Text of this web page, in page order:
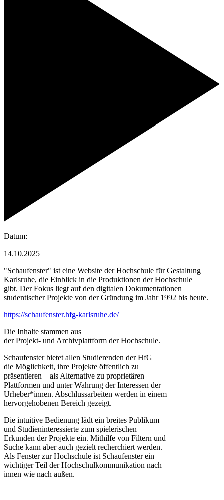
Datum:
14.10.2025
"Schaufenster" ist eine Website der Hochschule für Gestaltung
Karlsruhe, die Einblick in die Produktionen der Hochschule
gibt. Der Fokus liegt auf den digitalen Dokumentationen
studentischer Projekte von der Gründung im Jahr 1992 bis heute.
https://schaufenster.hfg-karlsruhe.de/
Die Inhalte stammen aus
der Projekt- und Archivplattform der Hochschule.
Schaufenster bietet allen Studierenden der HfG
die Möglichkeit, ihre Projekte öffentlich zu
präsentieren – als Alternative zu proprietären
Plattformen und unter Wahrung der Interessen der
Urheber*innen. Abschlussarbeiten werden in einem
hervorgehobenen Bereich gezeigt.
Die intuitive Bedienung lädt ein breites Publikum
und Studieninteressierte zum spielerischen
Erkunden der Projekte ein. Mithilfe von Filtern und
Suche kann aber auch gezielt recherchiert werden.
Als Fenster zur Hochschule ist Schaufenster ein
wichtiger Teil der Hochschulkommunikation nach
innen wie nach außen.